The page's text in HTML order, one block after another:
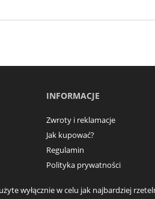
INFORMACJE
Zwroty i reklamacje
Jak kupować?
Regulamin
Polityka prywatności
użyte wyłącznie w celu jak najbardziej